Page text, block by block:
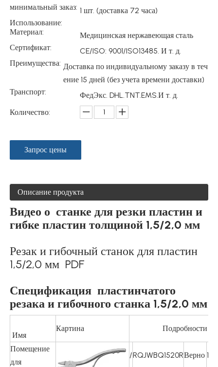
минимальный заказ: 1 шт. (доставка 72 часа)
Использование:
Материал:
Медицинская нержавеющая сталь
Сертификат:
CE/ISO: 9001/ISO13485. И т. д.
Преимущества: Доставка по индивидуальному заказу в теч
ение 15 дней (без учета времени доставки)
Транспорт:
ФедЭкс. DHL.TNT.EMS.И т. д.
Количество:
Запрос цены
Описание продукта
Видео о станке для резки пластин и
гибке пластин толщиной 1,5/2,0 мм
Резак и гибочный станок для пластин
1,5/2,0 мм PDF
Спецификация пластинчатого
резака и гибочного станка 1,5/2,0 мм
Имя
Картина Подробности
Помещение
для
/RQJWBQ1520RВерно 1